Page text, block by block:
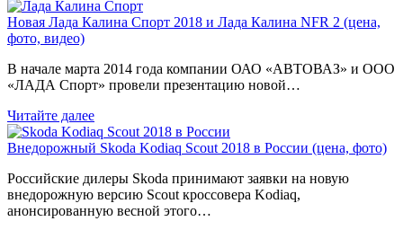
Новая Лада Калина Спорт 2018 и Лада Калина NFR 2 (цена,
фото, видео)
В начале марта 2014 года компании ОАО «АВТОВАЗ» и ООО
«ЛАДА Спорт» провели презентацию новой…
Читайте далее
Внедорожный Skoda Kodiaq Scout 2018 в России (цена, фото)
Российские дилеры Skoda принимают заявки на новую
внедорожную версию Scout кроссовера Kodiaq,
анонсированную весной этого…